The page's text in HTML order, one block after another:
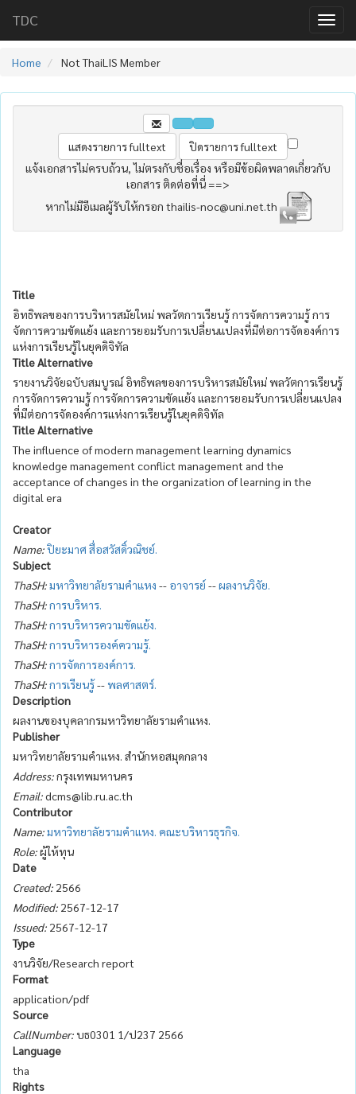
TDC
Home Not ThaiLIS Member
แจ้งเอกสารไม่ครบถ้วน, ไม่ตรงกับชื่อเรื่อง หรือมีข้อผิดพลาดเกี่ยวกับ
เอกสาร ติดต่อที่นี่ ==>
หากไม่มีอีเมลผู้รับให้กรอก thailis-noc@uni.net.th
Title
อิทธิพลของการบริหารสมัยใหม่ พลวัตการเรียนรู้ การจัดการความรู้ การ
จัดการความขัดแย้ง และการยอมรับการเปลี่ยนแปลงที่มีต่อการจัดองค์การ
แห่งการเรียนรู้ในยุคดิจิทัล
Title Alternative
รายงานวิจัยฉบับสมบูรณ์ อิทธิพลของการบริหารสมัยใหม่ พลวัตการเรียนรู้
การจัดการความรู้ การจัดการความขัดแย้ง และการยอมรับการเปลี่ยนแปลง
ที่มีต่อการจัดองค์การแห่งการเรียนรู้ในยุคดิจิทัล
Title Alternative
The influence of modern management learning dynamics
knowledge management conflict management and the
acceptance of changes in the organization of learning in the
digital era
Creator
Name:ปิยะมาศ สื่อสวัสดิ์วณิชย์.
Subject
ThaSH:มหาวิทยาลัยรามคำแหง -- อาจารย์--ผลงานวิจัย.
ThaSH:การบริหาร.
ThaSH:การบริหารความขัดแย้ง.
ThaSH:การบริหารองค์ความรู้.
ThaSH:การจัดการองค์การ.
ThaSH:การเรียนรู้--พลศาสตร์.
Description
ผลงานของบุคลากรมหาวิทยาลัยรามคำแหง.
Publisher
มหาวิทยาลัยรามคำแหง. สำนักหอสมุดกลาง
Address:กรุงเทพมหานคร
Email:dcms@lib.ru.ac.th
Contributor
Name:มหาวิทยาลัยรามคำแหง. คณะบริหารธุรกิจ.
Role:ผู้ให้ทุน
Date
Created: 2566
Modified: 2567-12-17
Issued: 2567-12-17
Type
งานวิจัย/Research report
Format
application/pdf
Source
CallNumber:บธ0301 1/ป237 2566
Language
tha
Rights